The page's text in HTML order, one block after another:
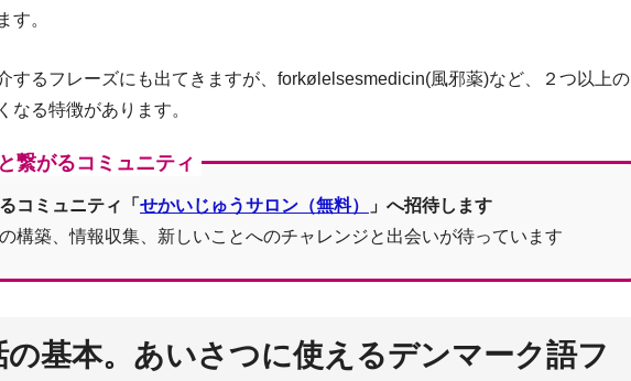
す。
するフレーズにも出てきますが、forkølelsesmedicin(風邪薬)など、２つ以上の
なる特徴があります。
繋がるコミュニティ
コミュニティ「 せかいじゅうサロン（無料）
」へ招待します
構築、情報収集、新しいことへのチャレンジと出会いが待っています
の基本。あいさつに使えるデンマーク語フ